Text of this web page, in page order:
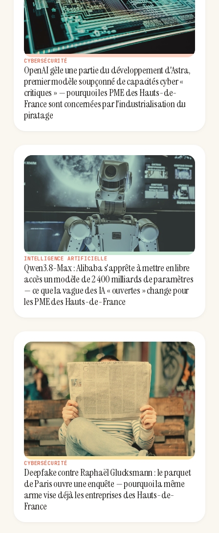
CYBERSÉCURITÉ
OpenAI gèle une partie du développement d'Astra,
premier modèle soupçonné de capacités cyber «
critiques » — pourquoi les PME des Hauts-de-
France sont concernées par l'industrialisation du
piratage
INTELLIGENCE ARTIFICIELLE
Qwen3.8-Max : Alibaba s'apprête à mettre en libre
accès un modèle de 2 400 milliards de paramètres
— ce que la vague des IA « ouvertes » change pour
les PME des Hauts-de-France
CYBERSÉCURITÉ
Deepfake contre Raphaël Glucksmann : le parquet
de Paris ouvre une enquête — pourquoi la même
arme vise déjà les entreprises des Hauts-de-
France